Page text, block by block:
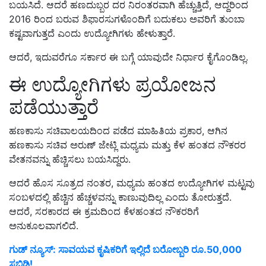
ಬಯಸಿದೆ. ಆದರೆ ಹಣದುಬ್ಬರ ದರ ನಿರಂತರವಾಗಿ ಹೆಚ್ಚುತ್ತಿದೆ, ಆದ್ದರಿಂದ
2016 ರಿಂದ ಬರುವ ಶಿಫಾರಸುಗಳೊಂದಿಗೆ ಬದುಕಲು ಅವರಿಗೆ ತುಂಬಾ
ಕಷ್ಟವಾಗುತ್ತದೆ ಎಂದು ಉದ್ಯೋಗಿಗಳು ಹೇಳುತ್ತಾರೆ.
ಆದರೆ, ಇದುವರೆಗೂ ಸರ್ಕಾರ ಈ ಬಗ್ಗೆ ಯಾವುದೇ ನಿರ್ಧಾರ ಕೈಗೊಂಡಿಲ್ಲ.
ಈ ಉದ್ಯೋಗಿಗಳು ಪ್ರಯೋಜನ
ಪಡೆಯುತ್ತಾರೆ
ಹಣಕಾಸು ಸಚಿವಾಲಯದಿಂದ ಪಡೆದ ಮಾಹಿತಿಯ ಪ್ರಕಾರ, ಆಗಿನ
ಹಣಕಾಸು ಸಚಿವ ಅರುಣ್ ಜೇಟ್ಲಿ ಮಧ್ಯಮ ಮತ್ತು ಕೆಳ ಹಂತದ ನೌಕರರ
ವೇತನವನ್ನು ಹೆಚ್ಚಿಸಲು ಬಯಸಿದ್ದರು.
ಆದರೆ ಹೊಸ ಸೂತ್ರದ ನಂತರ, ಮಧ್ಯಮ ಹಂತದ ಉದ್ಯೋಗಿಗಳ ಮಟ್ಟವು
ಸಂಬಳದಲ್ಲಿ ಹೆಚ್ಚಿನ ಹೆಚ್ಚಳವನ್ನು ಕಾಣುವುದಿಲ್ಲ ಎಂದು ತೋರುತ್ತದೆ.
ಆದರೆ, ಸರಕಾರದ ಈ ಕ್ರಮದಿಂದ ಕೆಳಹಂತದ ನೌಕರರಿಗೆ
ಅನುಕೂಲವಾಗಲಿದೆ.
ಗುಡ್‌ ನ್ಯೂಸ್‌: ಸಾವಯವ ಕೃಷಿಕರಿಗೆ ಇಲ್ಲಿದೆ ಬರೋಬ್ಬರಿ ರೂ.50,000